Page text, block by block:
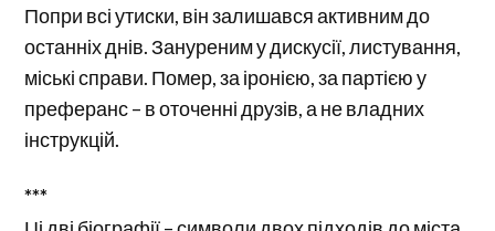
Попри всі утиски, він залишався активним до
останніх днів. Зануреним у дискусії, листування,
міські справи. Помер, за іронією, за партією у
преферанс – в оточенні друзів, а не владних
інструкцій.
***